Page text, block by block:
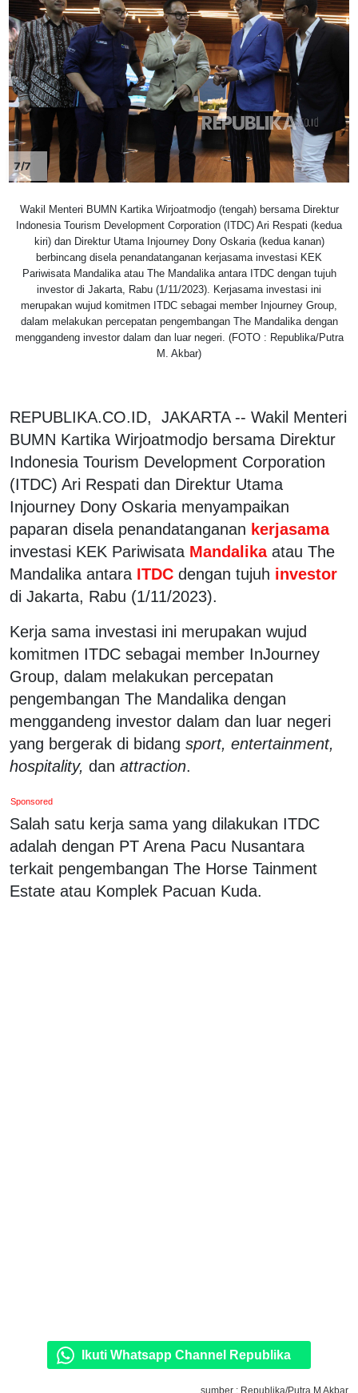
7/7
Wakil Menteri BUMN Kartika Wirjoatmodjo (tengah) bersama Direktur
Indonesia Tourism Development Corporation (ITDC) Ari Respati (kedua
kiri) dan Direktur Utama Injourney Dony Oskaria (kedua kanan)
berbincang disela penandatanganan kerjasama investasi KEK
Pariwisata Mandalika atau The Mandalika antara ITDC dengan tujuh
investor di Jakarta, Rabu (1/11/2023). Kerjasama investasi ini
merupakan wujud komitmen ITDC sebagai member Injourney Group,
dalam melakukan percepatan pengembangan The Mandalika dengan
menggandeng investor dalam dan luar negeri. (FOTO : Republika/Putra
M. Akbar)
REPUBLIKA.CO.ID, JAKARTA -- Wakil Menteri
BUMN Kartika Wirjoatmodjo bersama Direktur
Indonesia Tourism Development Corporation
(ITDC) Ari Respati dan Direktur Utama
Injourney Dony Oskaria menyampaikan
paparan disela penandatanganan kerjasama
investasi KEK PariwisataMandalika atau The
Mandalika antaraITDC dengan tujuh investor
di Jakarta, Rabu (1/11/2023).
Kerja sama investasi ini merupakan wujud
komitmen ITDC sebagai member InJourney
Group, dalam melakukan percepatan
pengembangan The Mandalika dengan
menggandeng investor dalam dan luar negeri
yang bergerak di bidang sport, entertainment,
hospitality, dan attraction.
Sponsored
Salah satu kerja sama yang dilakukan ITDC
adalah dengan PT Arena Pacu Nusantara
terkait pengembangan The Horse Tainment
Estate atau Komplek Pacuan Kuda.
Ikuti Whatsapp Channel Republika